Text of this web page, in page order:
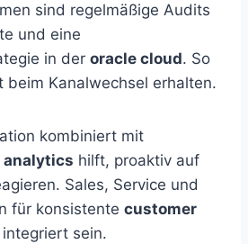
sind regelmäßige Audits
und eine
in der oracle cloud. So
beim Kanalwechsel erhalten.
kombiniert mit
analytics hilft, proaktiv auf
Sales, Service und
für konsistente customer
integriert sein.